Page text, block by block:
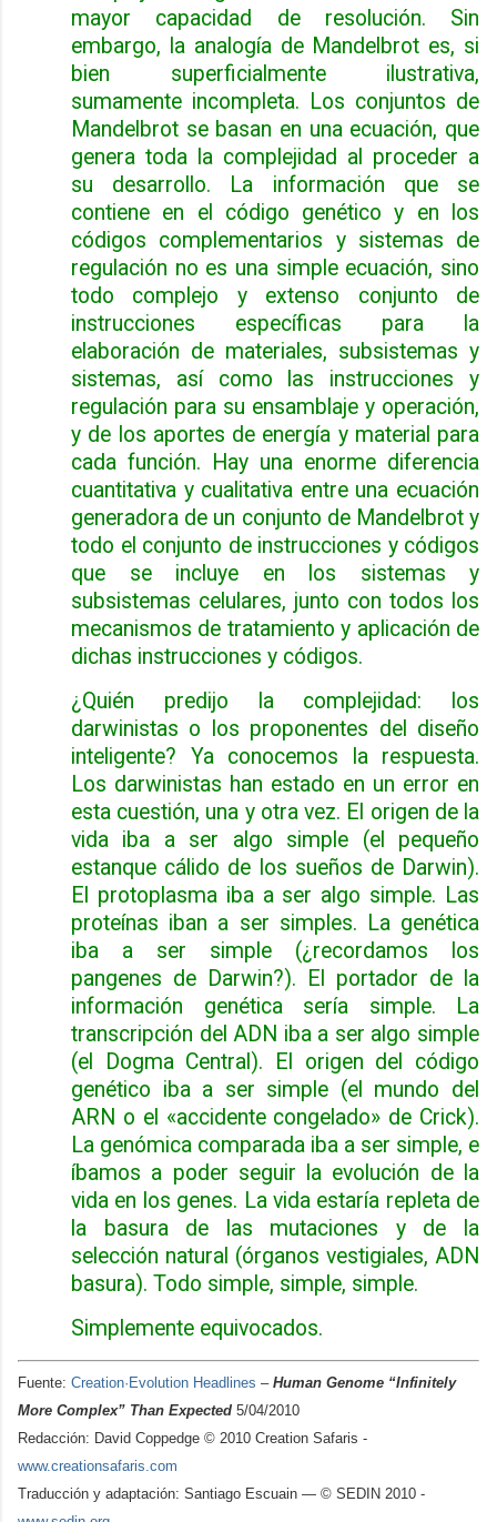
mayor capacidad de resolución. Sin
embargo, la analogía de Mandelbrot es, si
bien superficialmente ilustrativa,
sumamente incompleta. Los conjuntos de
Mandelbrot se basan en una ecuación, que
genera toda la complejidad al proceder a
su desarrollo. La información que se
contiene en el código genético y en los
códigos complementarios y sistemas de
regulación no es una simple ecuación, sino
todo complejo y extenso conjunto de
instrucciones específicas para la
elaboración de materiales, subsistemas y
sistemas, así como las instrucciones y
regulación para su ensamblaje y operación,
y de los aportes de energía y material para
cada función. Hay una enorme diferencia
cuantitativa y cualitativa entre una ecuación
generadora de un conjunto de Mandelbrot y
todo el conjunto de instrucciones y códigos
que se incluye en los sistemas y
subsistemas celulares, junto con todos los
mecanismos de tratamiento y aplicación de
dichas instrucciones y códigos.
¿Quién predijo la complejidad: los
darwinistas o los proponentes del diseño
inteligente? Ya conocemos la respuesta.
Los darwinistas han estado en un error en
esta cuestión, una y otra vez. El origen de la
vida iba a ser algo simple (el pequeño
estanque cálido de los sueños de Darwin).
El protoplasma iba a ser algo simple. Las
proteínas iban a ser simples. La genética
iba a ser
simple (¿recordamos los
pangenes de Darwin?). El portador de la
información genética sería simple. La
transcripción del ADN iba a ser algo simple
(el Dogma Central). El origen del código
genético iba a ser simple (el mundo del
ARN o el «accidente congelado» de Crick).
La genómica comparada iba a ser simple, e
íbamos a poder seguir la evolución de la
vida en los genes. La vida estaría repleta de
la basura de las mutaciones y de la
selección natural (órganos vestigiales, ADN
basura). Todo simple, simple, simple.
Simplemente equivocados.
Fuente: Creation·Evolution Headlines – Human Genome “Infinitely
More Complex” Than Expected 5/04/2010
Redacción: David Coppedge © 2010 Creation Safaris -
www.creationsafaris.com
Traducción y adaptación: Santiago Escuain — © SEDIN 2010 -